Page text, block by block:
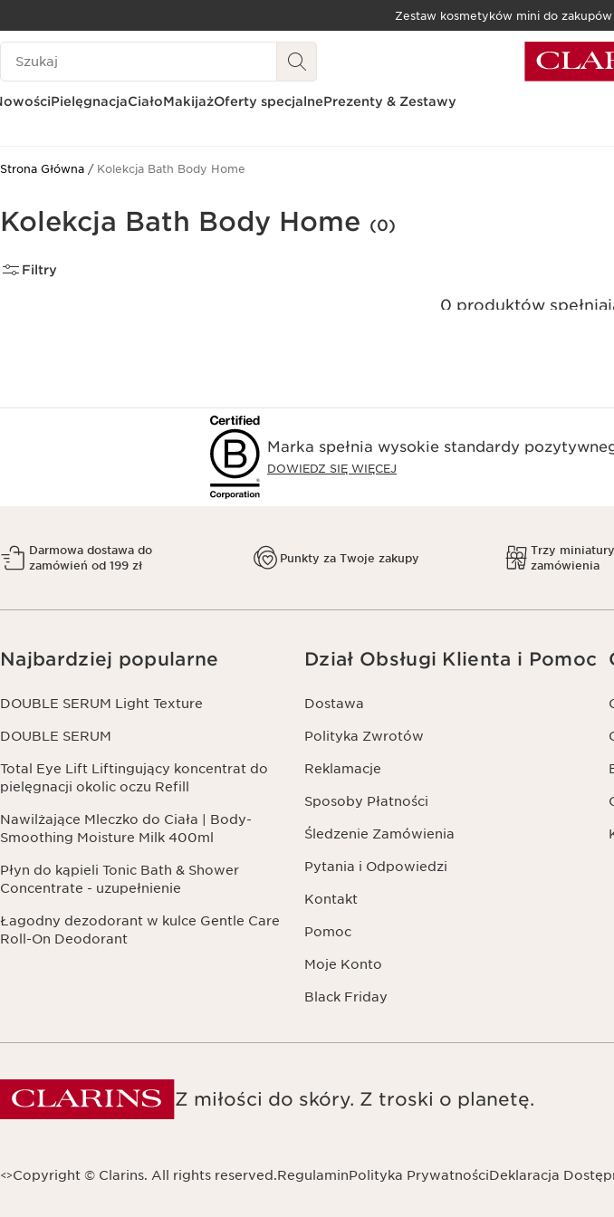
PRZEJDŹ DO TREŚCI
Zestaw kosmetyków mini do zakupów
Historia wyszukiwania
PielęgnacjaCiałoMakijażOferty specjalnePrezenty & Zestawy
Strona Główna Kolekcja Bath Body Home
Kolekcja Bath Body Home (0)
Filtry
0 produktów
Marka spełnia wysokie standardy
DOWIEDZ SIĘ WIĘCEJ
Darmowa dostawa do
zamówień od 199 zł
Punkty za Twoje zakupy
Trzy
zamówienia
Najbardziej popularne
DOUBLE SERUM Light Texture
DOUBLE SERUM
Total Eye Lift Liftingujący koncentrat do
pielęgnacji okolic oczu Refill
Nawilżające Mleczko do Ciała | Body-
Smoothing Moisture Milk 400ml
Płyn do kąpieli Tonic Bath & Shower
Concentrate - uzupełnienie
Łagodny dezodorant w kulce Gentle Care
Roll-On Deodorant
Dział Obsługi Klienta i Pomoc
Dostawa
Polityka Zwrotów
Reklamacje
Sposoby Płatności
Śledzenie Zamówienia
Pytania i Odpowiedzi
Kontakt
Pomoc
Moje Konto
Black Friday
Z miłości do skóry. Z troski o planetę.
Copyright © Clarins. All rights reserved.RegulaminPolityka PrywatnościDeklaracja
<>